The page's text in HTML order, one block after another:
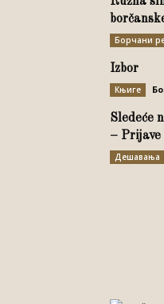
Борчани
Izbor
Књиге
Sledeće
–
Дешавања